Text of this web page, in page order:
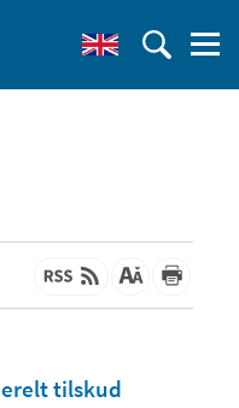
tilskud